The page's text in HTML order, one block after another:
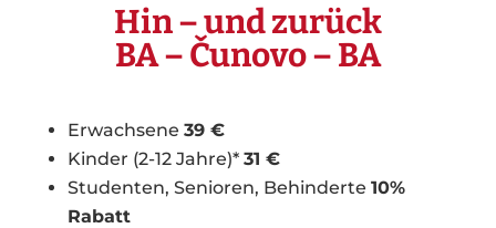
Hin – und zurück
BA – Čunovo – BA
Erwachsene 39 €
Kinder (2-12 Jahre)* 31 €
Studenten, Senioren, Behinderte 10%
Rabatt